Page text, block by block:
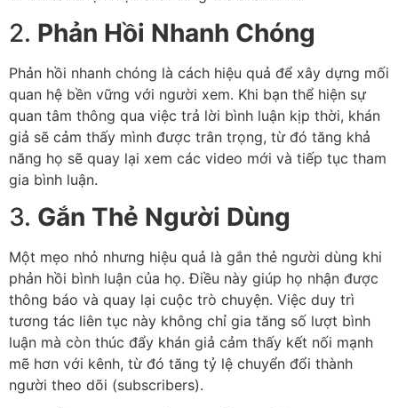
2. Phản Hồi Nhanh Chóng
Phản hồi nhanh chóng là cách hiệu quả để xây dựng mối
quan hệ bền vững với người xem. Khi bạn thể hiện sự
quan tâm thông qua việc trả lời bình luận kịp thời, khán
giả sẽ cảm thấy mình được trân trọng, từ đó tăng khả
năng họ sẽ quay lại xem các video mới và tiếp tục tham
gia bình luận.
3. Gắn Thẻ Người Dùng
Một mẹo nhỏ nhưng hiệu quả là gắn thẻ người dùng khi
phản hồi bình luận của họ. Điều này giúp họ nhận được
thông báo và quay lại cuộc trò chuyện. Việc duy trì
tương tác liên tục này không chỉ gia tăng số lượt bình
luận mà còn thúc đẩy khán giả cảm thấy kết nối mạnh
mẽ hơn với kênh, từ đó tăng tỷ lệ chuyển đổi thành
người theo dõi (subscribers).